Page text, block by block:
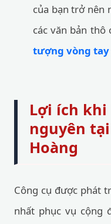
của bạn trở nên
các văn bản
tượng vòng
Lợi ích
nguyên
Hoàng
Công cụ được phát
nhất phục vụ cộng